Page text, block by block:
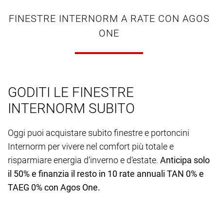
FINESTRE INTERNORM A RATE CON AGOS
ONE
GODITI LE FINESTRE
INTERNORM SUBITO
Oggi puoi acquistare subito finestre e portoncini
Internorm per vivere nel comfort più totale e
risparmiare energia d‘inverno e d‘estate. Anticipa solo
il 50% e finanzia il resto in 10 rate annuali TAN 0% e
TAEG 0% con Agos One.